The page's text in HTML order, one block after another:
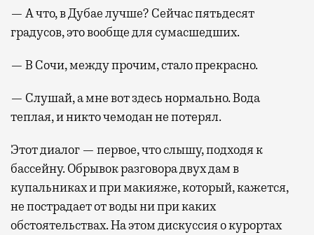
— А что, в Дубае лучше? Сейчас пятьдесят
градусов, это вообще для сумасшедших.
— В Сочи, между прочим, стало прекрасно.
— Слушай, а мне вот здесь нормально. Вода
теплая, и никто чемодан не потерял.
Этот диалог — первое, что слышу, подходя к
бассейну. Обрывок разговора двух дам в
купальниках и при макияже, который, кажется,
не пострадает от воды ни при каких
обстоятельствах. На этом дискуссия о курортах